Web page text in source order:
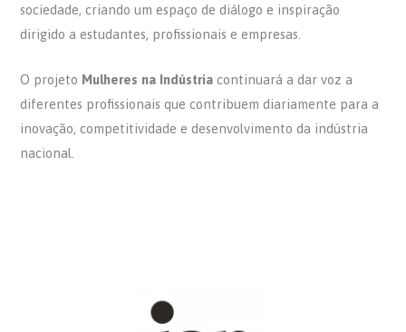
sociedade, criando um espaço de diálogo e inspiração
dirigido a estudantes, profissionais e empresas.
O projeto Mulheres na Indústria continuará a dar voz a
diferentes profissionais que contribuem diariamente para a
inovação, competitividade e desenvolvimento da indústria
nacional.